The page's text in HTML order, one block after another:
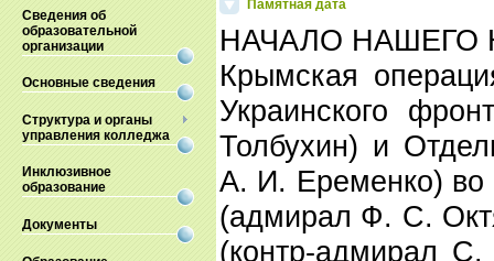
Сведения об
образовательной
организации
Основные сведения
Структура и органы
управления колледжа
Инклюзивное
образование
Документы
Памятная дата
НАЧАЛО НАШЕГО
Крымская
Украинского
Толбухин) и
А. И. Еременко) во
(адмирал Ф. С.
(контр-адмирал